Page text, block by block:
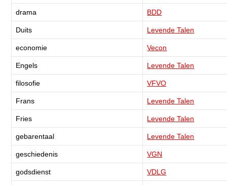
drama BDD
Duits Levende Talen
economie Vecon
Engels Levende Talen
filosofie VFVO
Frans Levende Talen
Fries Levende Talen
gebarentaal Levende Talen
geschiedenis VGN
godsdienst VDLG